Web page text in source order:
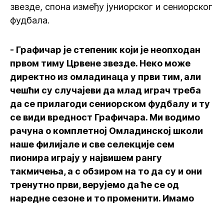
звезде, спона између јуниорског и сениорског
фудбала.
- Графичар је степеник који је неопходан
првом тиму Црвене звезде. Неко може
директно из омладинаца у први тим, али
чешћи су случајеви да млад играч треба
да се прилагоди сениорском фудбалу и ту
се види вредност Графичара. Ми водимо
рачуна о комплетној Омладинској школи
наше филијале и све селекције сем
пионира играју у највишем рангу
такмичења, а с обзиром на то да су и они
тренутно први, верујемо да ће се од
наредне сезоне и то променити. Имамо